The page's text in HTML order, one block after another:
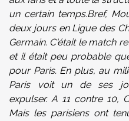
un certain temps.Bref,
deux jours en Ligue des
Germain. C'était le match
et il était peu probable
pour Paris. En plus, au
Paris voit un de ses
expulser. A 11 contre 10,
Mais les parisiens ont